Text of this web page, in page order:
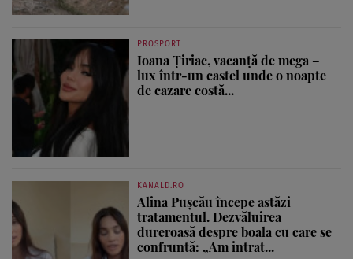
PROSPORT
Ioana Țiriac, vacanță de mega –
lux într-un castel unde o noapte
de cazare costă...
KANALD.RO
Alina Pușcău începe astăzi
tratamentul. Dezvăluirea
dureroasă despre boala cu care se
confruntă: „Am intrat...